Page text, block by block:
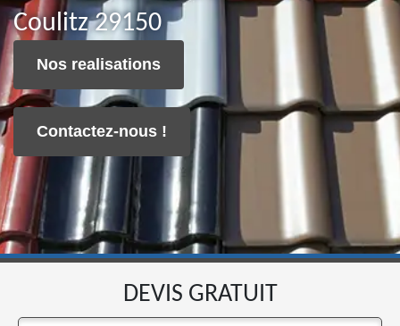
Coulitz 29150
Nos realisations
Contactez-nous !
DEVIS GRATUIT